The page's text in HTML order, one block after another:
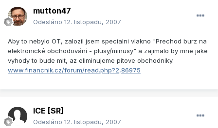
mutton47
Odesláno 12. listopadu, 2007
Aby to nebylo OT, zalozil jsem specialni vlakno "Prechod burz na
elektronické obchodování - plusy/minusy" a zajimalo by mne jake
vyhody to bude mit, az eliminujeme pitove obchodniky.
www.financnik.cz/forum/read.php?2,86975
ICE [SR]
Odesláno 12. listopadu, 2007